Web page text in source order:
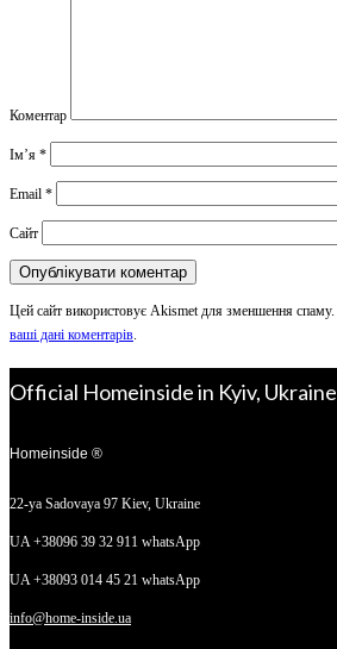
Коментар
Ім’я *
Email *
Сайт
Цей сайт використовує Akismet для зменшення спаму.
ваші дані коментарів.
Official Homeinside in Kyiv, Ukraine
Homeinside ®
22-ya Sadovaya 97 Kiev, Ukraine
UA +38096 39 32 911 whatsApp
UA +38093 014 45 21 whatsApp
info@home-inside.ua